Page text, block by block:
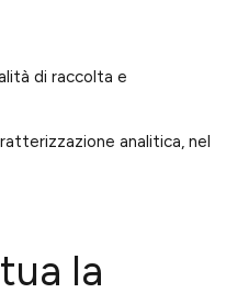
di raccolta e
analitica, nel
la